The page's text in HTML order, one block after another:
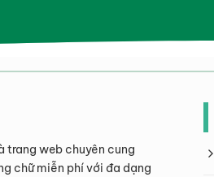
trang web chuyên cung
chữ miễn phí với đa dạng